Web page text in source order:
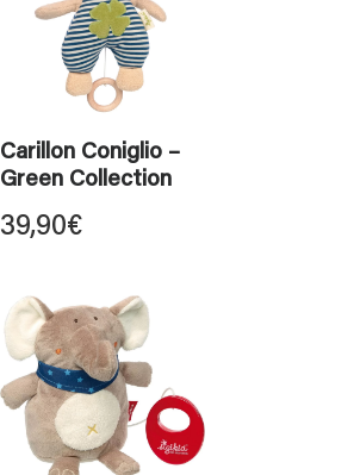
Carillon Coniglio –
Green Collection
39,90€